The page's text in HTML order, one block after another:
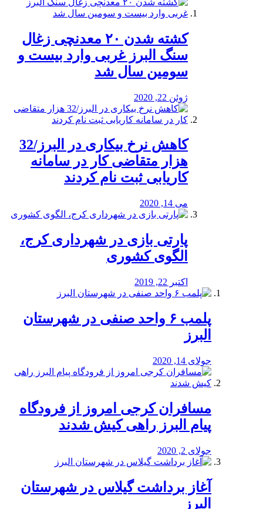
کشته شدن ۲۰ معدنچی زغال
سنگ البرز غربی وارد بیست و
سومین سال شد
ژوئن 22, 2020
کاهش نرخ بیکاری در البرز/32
هزار متقاضی کار در سامانه
کاریابی ثبت نام کردند
می 14, 2020
پارتی بازی در شهرداری کرج،
الگوی کشوری
اکتبر 22, 2019
پلمب ۶ واحد صنفی در شهرستان
البرز
جولای 14, 2020
مسافران کرجی امروز از فرودگاه
پیام البرز راهی کیش شدند
جولای 2, 2020
آغاز برداشت گیلاس در شهرستان
البرز